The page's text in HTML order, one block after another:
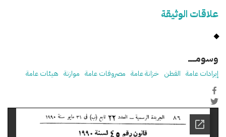
علاقات الوثيقة
وسومـــــ
إيرادات عامة القطن خزانة عامة مصروفات عامة موازنة هيئات عامة